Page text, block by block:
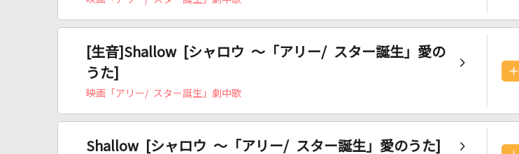
[生音]Shallow [シャロウ ～「アリー/ スター誕生」愛の
うた]
映画「アリー/ スター誕生」劇中歌
Shallow [シャロウ ～「アリー/ スター誕生」愛のうた]